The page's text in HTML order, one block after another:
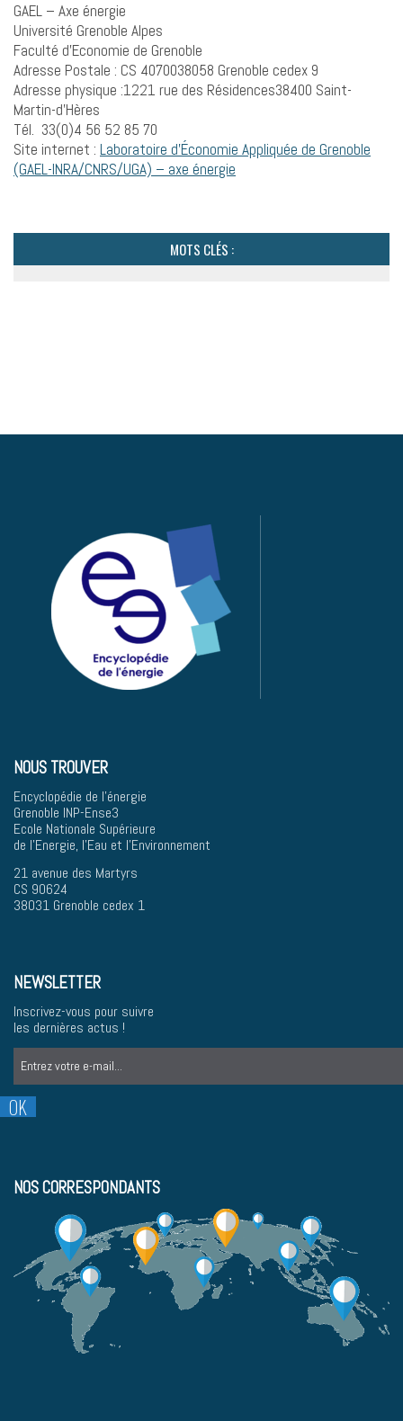
GAEL – Axe énergie
Université Grenoble Alpes
Faculté d’Economie de Grenoble
Adresse Postale : CS 4070038058 Grenoble cedex 9
Adresse physique :1221 rue des Résidences38400 Saint-
Martin-d’Hères
Tél. 33(0)4 56 52 85 70
Site internet : Laboratoire d’Économie Appliquée de Grenoble
(GAEL-INRA/CNRS/UGA) – axe énergie
MOTS CLÉS :
NOUS TROUVER
Encyclopédie de l'énergie
Grenoble INP-Ense3
Ecole Nationale Supérieure
de l'Energie, l'Eau et l'Environnement
21 avenue des Martyrs
CS 90624
38031 Grenoble cedex 1
NEWSLETTER
Inscrivez-vous pour suivre
les dernières actus !
NOS CORRESPONDANTS